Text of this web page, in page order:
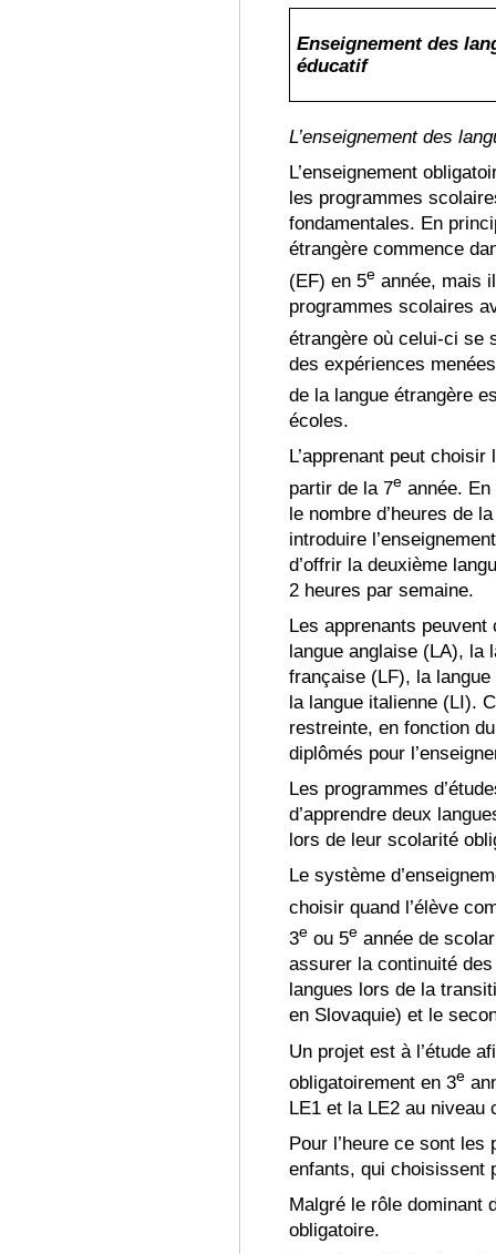
Enseignement des
éducatif
L’enseignement des
L’enseignement
les programmes
fondamentales. En
étrangère commence
(EF) en 5e année, mais
programmes scolaires
étrangère où celui-ci se
des expériences
de la langue étrangère
écoles.
L’apprenant peut
partir de la 7e année. En
le nombre d’heures de
introduire
d’offrir la deuxième
2 heures par semaine.
Les apprenants
langue anglaise (LA), la
française (LF), la
la langue italienne (LI).
restreinte, en fonction
diplômés pour
Les programmes
d’apprendre deux
lors de leur scolarité
Le système
choisir quand l’élève
3e ou 5e année de
assurer la continuité
langues lors de la
en Slovaquie) et le
Un projet est à l’étude
obligatoirement en 3e
LE1 et la LE2 au niveau
Pour l’heure ce sont
enfants, qui choisissent
Malgré le rôle dominant
obligatoire.